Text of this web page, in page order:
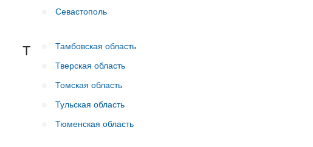
Севастополь
Т
Тамбовская область
Тверская область
Томская область
Тульская область
Тюменская область